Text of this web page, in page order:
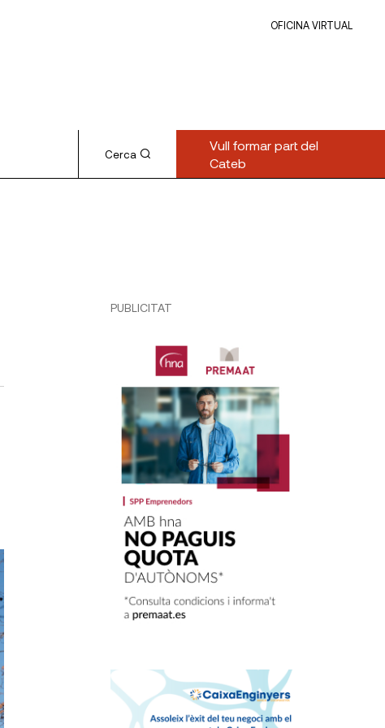
OFICINA VIRTUAL
Cerca
Vull formar part del
Cateb
PUBLICITAT